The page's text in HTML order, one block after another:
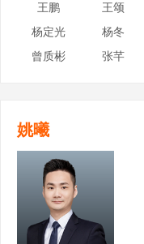
王鹏
王颂
杨定光
杨冬
曾质彬
张芊
姚曦